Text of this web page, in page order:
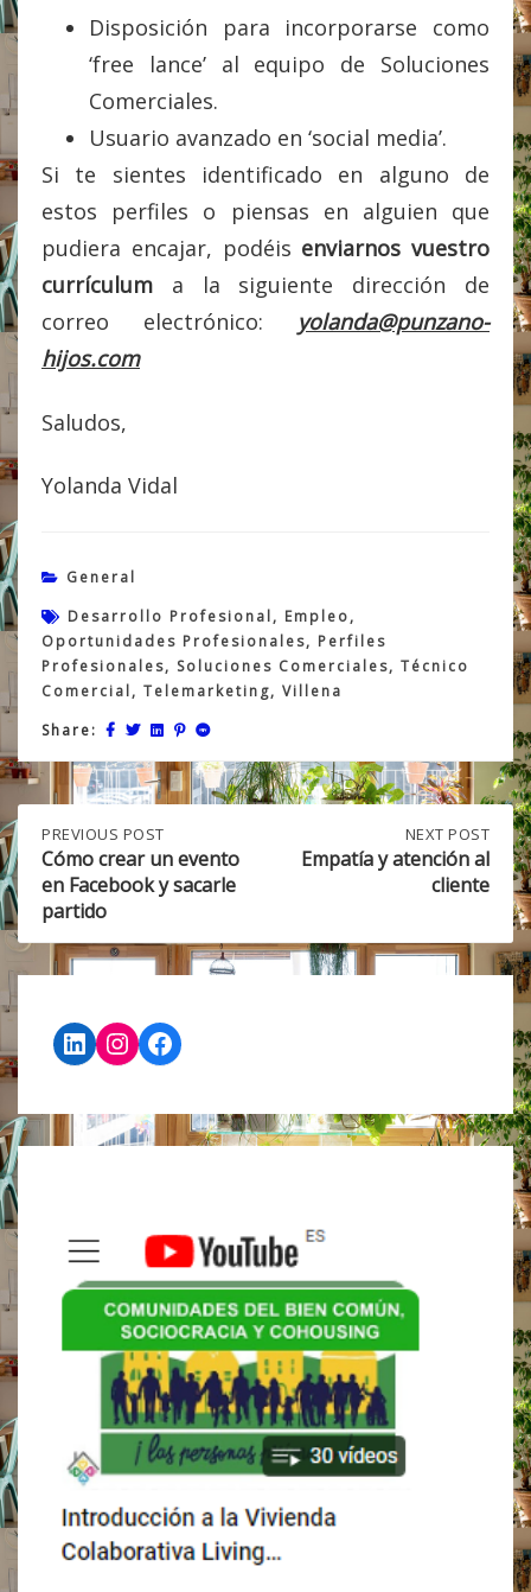
Disposición para incorporarse como
‘free lance’ al equipo de Soluciones
Comerciales.
Usuario avanzado en ‘social media’.
Si te sientes identificado en alguno de
estos perfiles o piensas en alguien que
pudiera encajar, podéis enviarnos vuestro
currículum a la siguiente dirección de
correo electrónico: yolanda@punzano-
hijos.com
Saludos,
Yolanda Vidal
General
Desarrollo Profesional, Empleo,
Oportunidades Profesionales, Perfiles
Profesionales, Soluciones Comerciales, Técnico
Comercial, Telemarketing, Villena
Share:
Post
navigation
PREVIOUS
POST:
CÓMO
CREAR
UN
EVENTO
EN
SACARLE
PARTIDO
PREVIOUS POST
Cómo crear un evento
en Facebook y sacarle
partido
POST:
EMPATÍA
AL
CLIENTE
NEXT POST
Empatía y atención al
cliente
LinkedIn
Instagram
Facebook